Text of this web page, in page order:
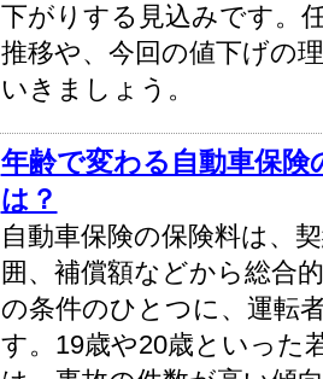
下がりする見込みです。
推移や、今回の値下げの
いきましょう。
年齢で変わる自動車保険
は？
自動車保険の保険料は、
囲、補償額などから総合
の条件のひとつに、運転
す。19歳や20歳といった